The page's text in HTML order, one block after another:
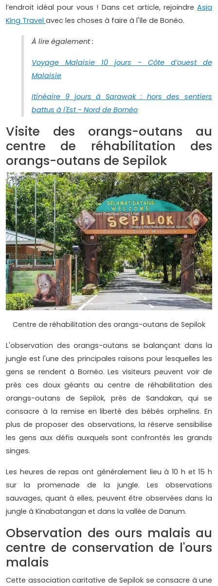
l’endroit idéal pour vous ! Dans cet article, rejoindre Asia
King Travel avec les choses à faire à l'île de Bonéo.
À lire également :
Voyage Malaisie 10 jours - Côte d’ouest de
Malaisie
Itinéaire 9 jours à Sarawak : hors des sentiers
battus à l'Est - Nord de Bornéo
Visite des orangs-outans au
centre de réhabilitation des
orangs-outans de Sepilok
Centre de réhabilitation des orangs-outans de Sepilok
L'observation des orangs-outans se balançant dans la
jungle est l'une des principales raisons pour lesquelles les
gens se rendent à Bornéo. Les visiteurs peuvent voir de
près ces doux géants au centre de réhabilitation des
orangs-outans de Sepilok, près de Sandakan, qui se
consacre à la remise en liberté des bébés orphelins. En
plus de proposer des observations, la réserve sensibilise
les gens aux défis auxquels sont confrontés les grands
singes.
Les heures de repas ont généralement lieu à 10 h et 15 h
sur la promenade de la jungle. Les observations
sauvages, quant à elles, peuvent être observées dans la
jungle à Kinabatangan et dans la vallée de Danum.
Observation des ours malais au
centre de conservation de l'ours
malais
Cette association caritative de Sepilok se consacre à une